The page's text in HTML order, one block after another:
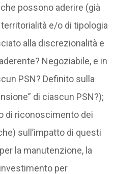
possono aderire (già
e/o di tipologia
alla discrezionalità e
Negoziabile, e in
PSN? Definito sulla
di ciascun PSN?);
di riconoscimento dei
sull’impatto di questi
la manutenzione, la
per